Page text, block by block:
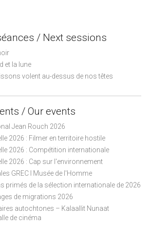
/ Next sessions
et la lune
volent au-dessus de nos têtes
/ Our events
Jean Rouch 2026
2026 : Filmer en territoire hostile
2026 : Compétition internationale
2026 : Cap sur l'environnement
GREC I Musée de l'Homme
primés de la sélection internationale de 2026
de migrations 2026
autochtones – Kalaallit Nunaat
de cinéma